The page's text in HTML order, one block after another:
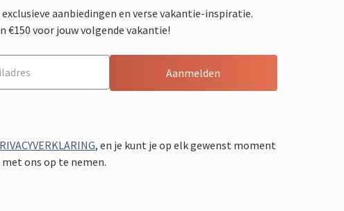
aanbiedingen en verse vakantie-inspiratie.
€150 voor jouw volgende vakantie!
Aanmelden
, en je kunt je op elk gewenst moment
ons op te nemen.